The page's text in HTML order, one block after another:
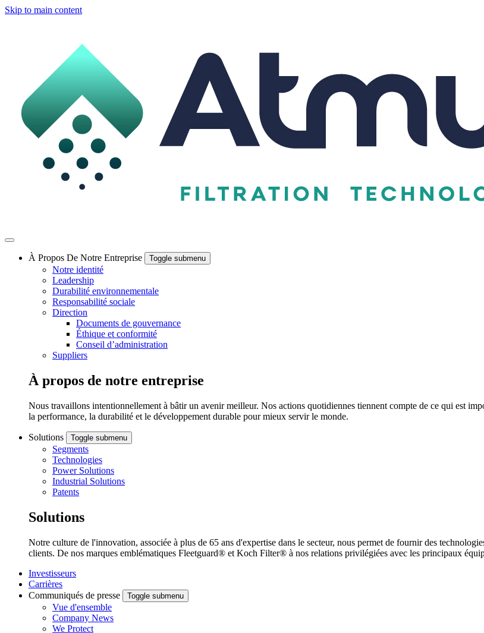
Skip to main content
À Propos De Notre Entreprise Toggle submenu
Notre identité
Leadership
Durabilité environnementale
Responsabilité sociale
Direction
Documents de gouvernance
Éthique et conformité
Conseil d’administration
Suppliers
À propos de notre entreprise
Nous travaillons intentionnellement à bâtir un avenir meilleur. Nos actions quotidiennes tiennent compte de ce qui est
la performance, la durabilité et le développement durable pour mieux servir le monde.
Solutions Toggle submenu
Segments
Technologies
Power Solutions
Industrial Solutions
Patents
Solutions
Notre culture de l'innovation, associée à plus de 65 ans d'expertise dans le secteur, nous permet de fournir des
clients. De nos marques emblématiques Fleetguard® et Koch Filter® à nos relations privilégiées avec les principaux
Investisseurs
Carrières
Communiqués de presse
Toggle submenu
Vue d'ensemble
Company News
We Protect